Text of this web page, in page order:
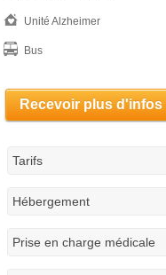
Unité Alzheimer
Bus
Recevoir plus d'infos
Tarifs
Hébergement
Prise en charge médicale